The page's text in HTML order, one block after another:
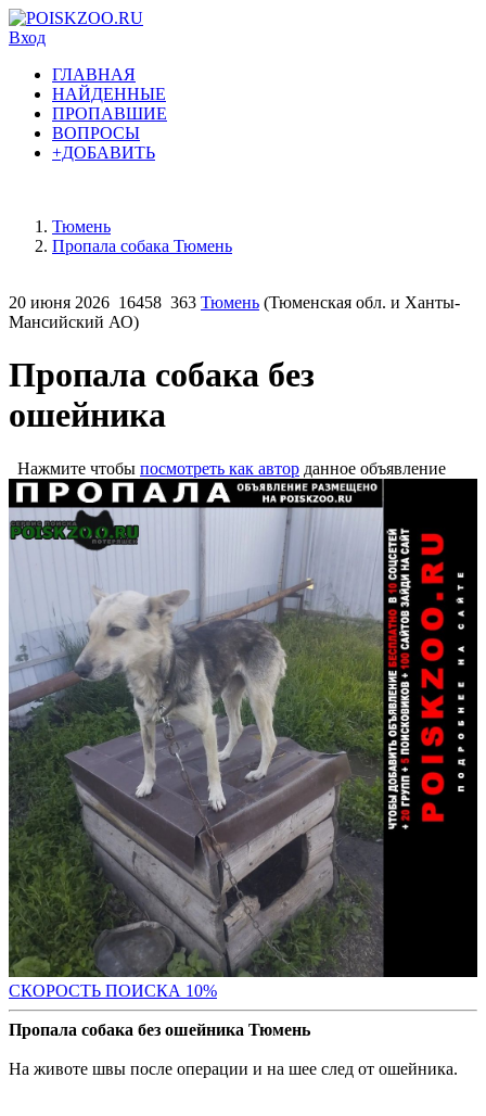
Вход
ГЛАВНАЯ
НАЙДЕННЫЕ
ПРОПАВШИЕ
ВОПРОСЫ
+ДОБАВИТЬ
Тюмень
Пропала собака Тюмень
20 июня 2026 16458 363 Тюмень (Тюменская обл. и Ханты-
Мансийский АО)
Пропала собака без
ошейника
Нажмите чтобы посмотреть как автор данное объявление
СКОРОСТЬ ПОИСКА 10%
Пропала собака без ошейника Тюмень
На животе швы после операции и на шее след от ошейника.